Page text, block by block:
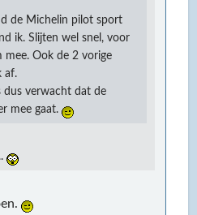
de Michelin pilot sport
ik. Slijten wel snel, voor
mee. Ook de 2 vorige
af.
dus verwacht dat de
mee gaat.